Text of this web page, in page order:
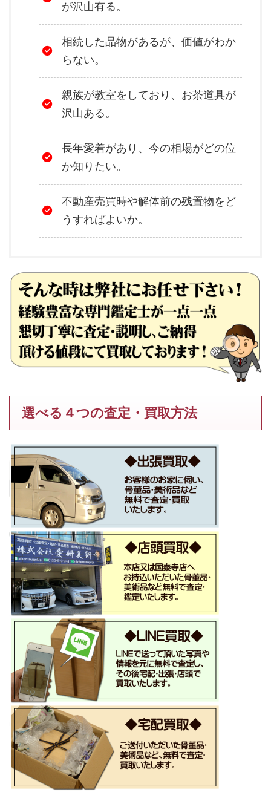
が沢山有る。
相続した品物があるが、価値がわか
らない。
親族が教室をしており、お茶道具が
沢山ある。
長年愛着があり、今の相場がどの位
か知りたい。
不動産売買時や解体前の残置物をど
うすればよいか。
選べる４つの査定・買取方法